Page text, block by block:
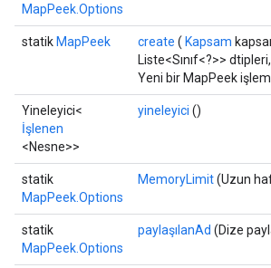
MapPeek.Options
statik MapPeek create ( Kapsam
Liste<Sınıf<?>> dtipleri,
Yeni bir MapPeek
Yineleyici<
İşlenen
<Nesne>>
yineleyici ()
statik
MapPeek.Options
MemoryLimit(Uzun
statik
MapPeek.Options
paylaşılanAd (Dize